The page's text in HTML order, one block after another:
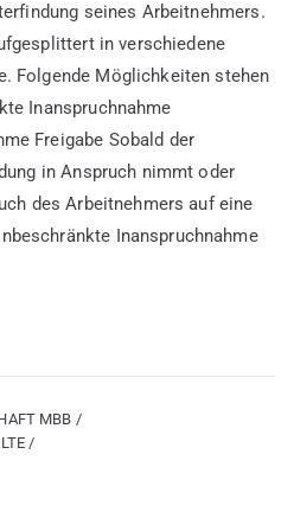
seines Arbeitnehmers.
in verschiedene
Folgende Möglichkeiten stehen
Inanspruchnahme
Freigabe Sobald der
in Anspruch nimmt oder
des Arbeitnehmers auf eine
Inanspruchnahme
MBB /
/